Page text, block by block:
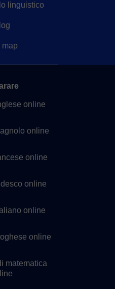
linguistico
map
online
online
online
online
online
online
matematica